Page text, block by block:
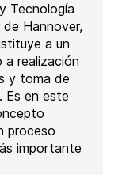
Tecnología
Hannover,
a un
a realización
y toma de
Es en este
proceso
importante